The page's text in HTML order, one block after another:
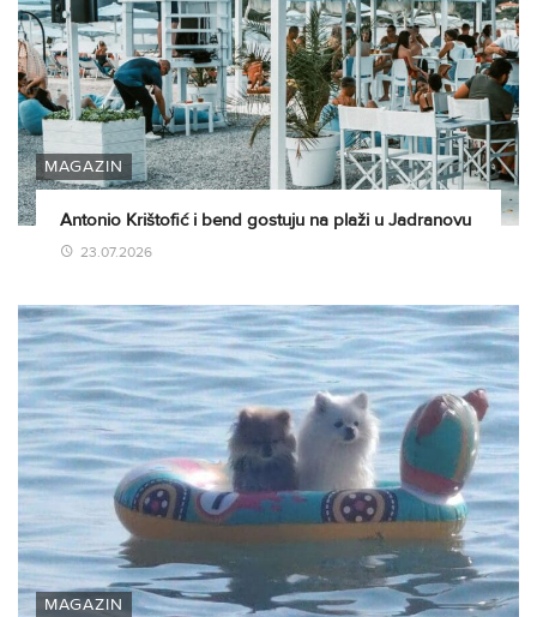
MAGAZIN
Antonio Krištofić i bend gostuju na plaži u Jadranovu
23.07.2026
MAGAZIN